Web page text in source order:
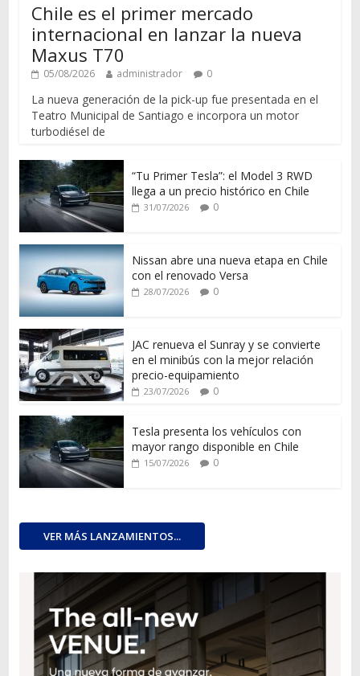
Chile es el primer mercado
internacional en lanzar la nueva
Maxus T70
05/08/2026 administrador 0
La nueva generación de la pick-up fue presentada en el
Teatro Municipal de Santiago e incorpora un motor
turbodiésel de
“Tu Primer Tesla”: el Model 3 RWD
llega a un precio histórico en Chile
31/07/2026 0
Nissan abre una nueva etapa en Chile
con el renovado Versa
28/07/2026 0
JAC renueva el Sunray y se convierte
en el minibús con la mejor relación
precio-equipamiento
23/07/2026 0
Tesla presenta los vehículos con
mayor rango disponible en Chile
15/07/2026 0
VER MÁS LANZAMIENTOS...